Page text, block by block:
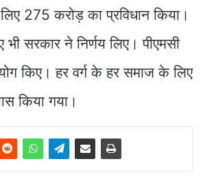
लिए 275 करोड़ का प्रविधान किया।
भी सरकार ने निर्णय लिए। पीएमसी
किए। हर वर्ग के हर समाज के लिए
किया गया।